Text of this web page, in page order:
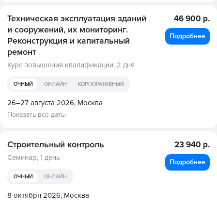
Техническая эксплуатация зданий
и сооружений, их мониторинг.
Реконструкция и капитальный
ремонт
Курс повышения квалификации, 2 дня
ОЧНЫЙ ОНЛАЙН КОРПОРАТИВНЫЙ
26–27 августа 2026, Москва
Показать все даты
46 900 р.
Подробнее
Строительный контроль
Семинар, 1 день
ОЧНЫЙ ОНЛАЙН
8 октября 2026, Москва
23 940 р.
Подробнее